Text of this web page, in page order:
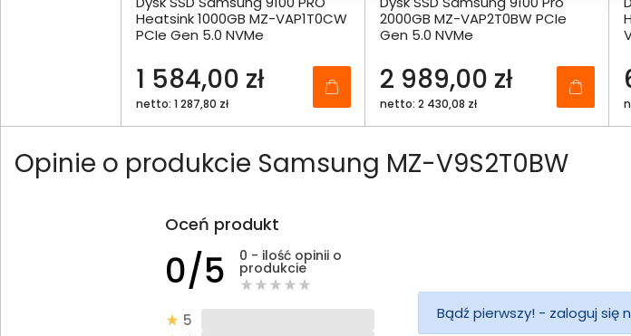
Heatsink 1000GB MZ-VAP1T0CW
PCIe Gen 5.0 NVMe
1 584,00 zł
netto: 1 287,80 zł
2000GB MZ-VAP2T0BW PCIe
Gen 5.0 NVMe
2 989,00 zł
netto: 2 430,08 zł
Opinie o produkcie Samsung MZ-V9S2T0BW
Oceń produkt
0/5 0 - ilość opinii o
produkcie
5
Bądź pierwszy! - zaloguj się